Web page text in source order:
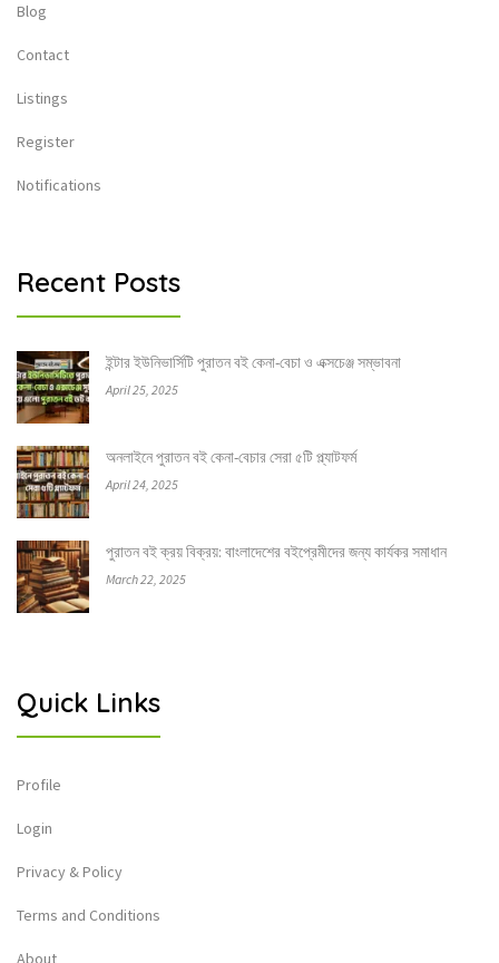
Blog
Contact
Listings
Register
Notifications
Recent Posts
ইন্টার ইউনিভার্সিটি পুরাতন বই কেনা-বেচা ও এক্সচেঞ্জ সম্ভাবনা
April 25, 2025
অনলাইনে পুরাতন বই কেনা-বেচার সেরা ৫টি প্ল্যাটফর্ম
April 24, 2025
পুরাতন বই ক্রয় বিক্রয়: বাংলাদেশের বইপ্রেমীদের জন্য কার্যকর সমাধান
March 22, 2025
Quick Links
Profile
Login
Privacy & Policy
Terms and Conditions
About